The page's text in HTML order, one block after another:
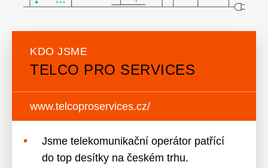
KDO JSME
TELCO PRO SERVICES
www.telcoproservices.cz/
Jsme telekomunikační operátor patřící
do top desítky na českém trhu.